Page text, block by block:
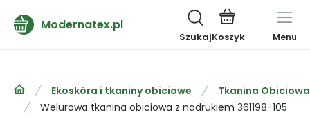
Modernatex.pl
Szukaj Menu
Ekoskóra i tkaniny obiciowe
Tkanina Obiciowa
Welurowa tkanina obiciowa z nadrukiem 361198-105